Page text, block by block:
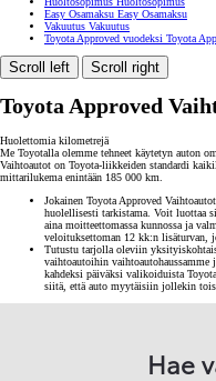
Easy Osamaksu Easy Osamaksu
Vakuutus Vakuutus
Toyota Approved vuodeksi Toyota
Scroll left Scroll right
Toyota Approved
Huolettomia kilometrejä
Me Toyotalla olemme tehneet käytetyn auton
Vaihtoautot on Toyota-liikkeiden standardi
mittarilukema enintään 185 000 km.
Jokainen Toyota Approved
huolellisesti tarkistama. Voit luottaa
aina moitteettomassa kunnossa ja
veloituksettoman 12 kk:n lisäturvan,
Tutustu tarjolla oleviin
vaihtoautoihin
kahdeksi päiväksi valikoiduista
siitä, että auto myytäisiin jollekin
Hae